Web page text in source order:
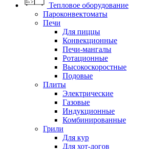
Тепловое оборудование
Пароконвектоматы
Печи
Для пиццы
Конвекционные
Печи-мангалы
Ротационные
Высокоскоростные
Подовые
Плиты
Электрические
Газовые
Индукционные
Комбинированные
Грили
Для кур
Для хот-догов